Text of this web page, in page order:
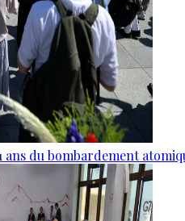
ans du bombardement